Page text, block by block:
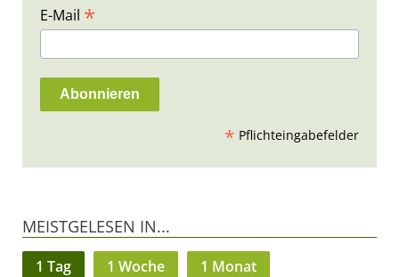
E-Mail *
* Pflichteingabefelder
MEISTGELESEN IN...
1 Tag 1 Woche 1 Monat